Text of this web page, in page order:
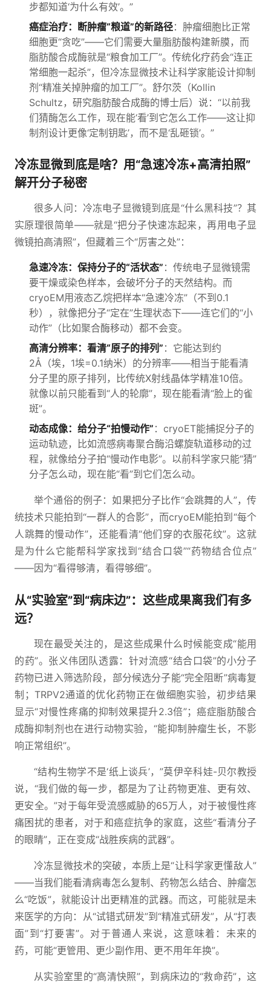
步都知道‘为什么有效’。”
癌症治疗：断肿瘤“粮道”的新路径：肿瘤细胞比正常
细胞更“贪吃”——它们需要大量脂肪酸构建新膜，而
脂肪酸合成酶就是“粮食加工厂”。传统化疗药会“连正
常细胞一起杀”，但冷冻显微技术让科学家能设计抑制
剂“精准关掉肿瘤的加工厂”。舒尔茨（Kollin
Schultz，研究脂肪酸合成酶的博士后）说：“以前我
们猜酶怎么工作，现在能‘看’到它怎么工作——这让抑
制剂设计更像‘定制钥匙’，而不是‘乱砸锁’。”
冷冻显微到底是啥？用“急速冷冻+高清拍照”
解开分子秘密
很多人问：冷冻电子显微镜到底是“什么黑科技”？其
实原理很简单——就是“把分子快速冻起来，再用电子显
微镜拍高清照”，但藏着三个“厉害之处”：
急速冷冻：保持分子的“活状态” ：传统电子显微镜需
要干燥或染色样本，会破坏分子的天然结构。而
cryoEM用液态乙烷把样本“急速冷冻”（不到0.1
秒），就像把分子“定在”生理状态下——连它们的“小
动作”（比如聚合酶移动）都不会变。
高清分辨率：看清“原子的排列” ：它能达到约
2Å（埃，1埃=0.1纳米）的分辨率——相当于能看清
分子里的原子排列，比传统X射线晶体学精准10倍。
就像以前只能看到“人的轮廓”，现在能看清“脸上的雀
斑”。
动态成像：给分子“拍慢动作” ：cryoET能捕捉分子的
运动轨迹，比如流感病毒聚合酶沿螺旋轨道移动的过
程，就像给分子拍“慢动作电影”。以前科学家只能“猜”
分子怎么动，现在能“看”到它们怎么动。
举个通俗的例子：如果把分子比作“会跳舞的人”，传
统技术只能拍到“一群人的合影”，而cryoEM能拍到“每个
人跳舞的慢动作”，还能看清“他们穿的衣服花纹”。这就
是为什么它能帮科学家找到“结合口袋”“药物结合位点”
——因为“看得够清，看得够细”。
从“实验室”到“病床边”：这些成果离我们有多
远？
现在最受关注的，是这些成果什么时候能变成“能用
的药”。张义伟团队透露：针对流感“结合口袋”的小分子
药物已进入筛选阶段，部分候选分子能“完全阻断”病毒复
制；TRPV2通道的优化药物正在做细胞实验，初步结果
显示“对慢性疼痛的抑制效果提升2.3倍”；癌症脂肪酸合
成酶抑制剂也在进行动物实验，“能抑制肿瘤生长，不影
响正常组织”。
“结构生物学不是‘纸上谈兵’，”莫伊辛科娃-贝尔教授
说，“我们做的每一步，都是为了让药物更准、更有效、
更安全。”对于每年受流感威胁的65万人，对于被慢性疼
痛困扰的患者，对于和癌症抗争的家庭，这些“看清分子
的眼睛”，正在变成“战胜疾病的武器”。
冷冻显微技术的突破，本质上是“让科学家更懂敌人”
——当我们能看清病毒怎么复制、药物怎么结合、肿瘤怎
么“吃饭”，就能设计出更精准的武器。而这，可能就是未
来医学的方向：从“试错式研发”到“精准式研发”，从“打表
面”到“打要害”。对于普通人来说，这意味着：未来的
药，可能“更管用、更少副作用、更不用年年换”。
从实验室里的“高清快照”，到病床边的“救命药”，这